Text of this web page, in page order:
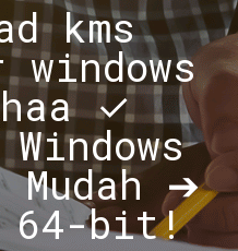
kms
✓
Mudah ➔
64-bit!